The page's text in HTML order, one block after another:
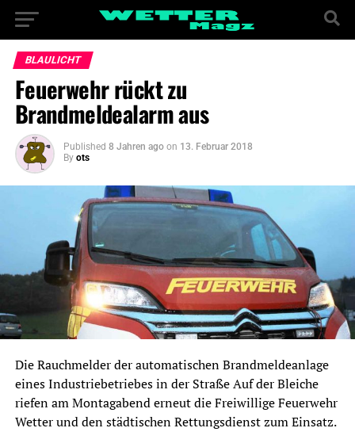
BLAULICHT
Feuerwehr rückt zu
Brandmeldealarm aus
Published 8 Jahren ago on 13. Februar 2018
By ots
Die Rauchmelder der automatischen Brandmeldeanlage
eines Industriebetriebes in der Straße Auf der Bleiche
riefen am Montagabend erneut die Freiwillige Feuerwehr
Wetter und den städtischen Rettungsdienst zum Einsatz.